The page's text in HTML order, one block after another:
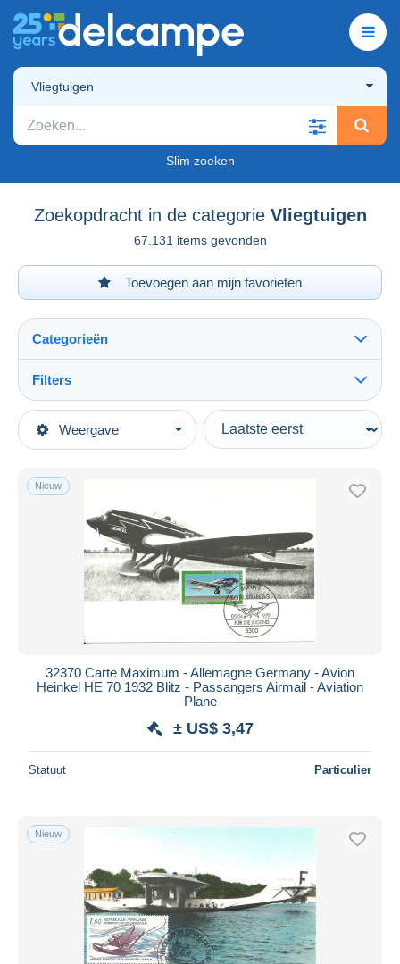
Vliegtuigen
Slim zoeken
Zoekopdracht in de categorie Vliegtuigen
67.131 items gevonden
Toevoegen aan mijn favorieten
Weergave
Categorieën
Topcategorieën
Thema's
Transportmiddelen
Vliegtuigen
Filters
Type verkopen
Actief
Veilingen zonder biedingen
Veilinghuizen
Verkocht
Eindigt binnen
Van
PayPal
Bankoverschrijving
Visa
Mastercard
Nieuw
32370 Carte Maximum - Allemagne Germany - Avion
Heinkel HE 70 1932 Blitz - Passangers Airmail - Aviation
Plane
± US$ 3,47
Statuut Particulier
Nieuw